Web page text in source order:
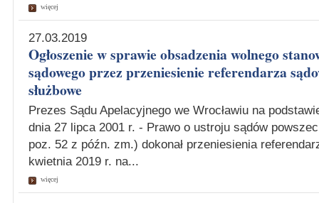
więcej
27.03.2019
Ogłoszenie w sprawie obsadzenia wolnego
sądowego przez przeniesienie referendarza
służbowe
Prezes Sądu Apelacyjnego we Wrocławiu na
dnia 27 lipca 2001 r. - Prawo o ustroju sądów
poz. 52 z późn. zm.) dokonał przeniesienia
kwietnia 2019 r. na...
więcej